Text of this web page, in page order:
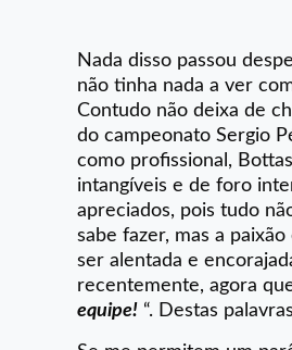
Nada disso passou
não tinha nada a ver
Contudo não deixa de
do campeonato Sergio
como profissional,
intangíveis e de foro
apreciados, pois tudo
sabe fazer, mas a
ser alentada e
recentemente, agora
equipe! “. Destas